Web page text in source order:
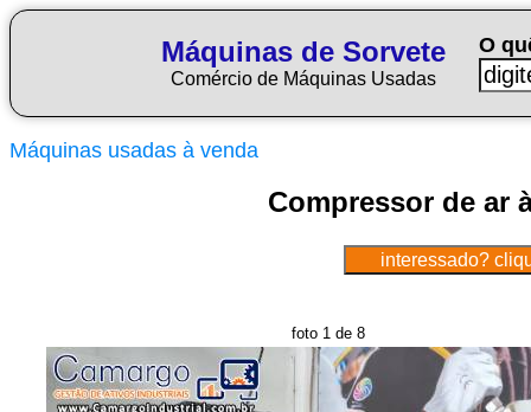
Máquinas de Sorvete
Comércio de Máquinas Usadas
O
Máquinas usadas à venda
Compressor de ar
foto 1 de 8